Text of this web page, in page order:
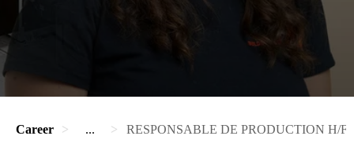
Career ... RESPONSABLE DE PRODUCTION H/F